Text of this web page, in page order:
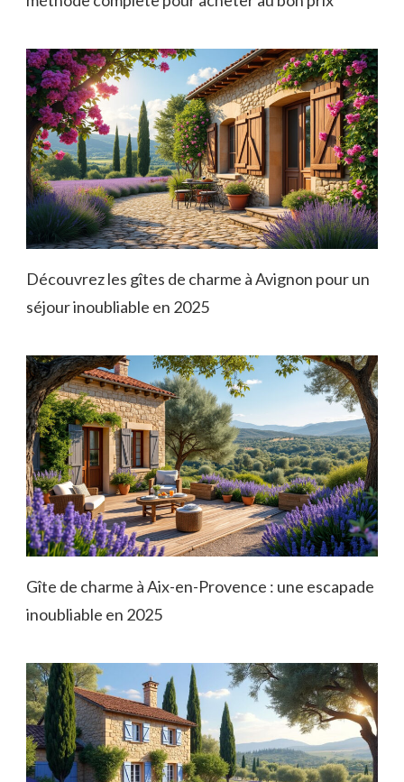
Découvrez les gîtes de charme à Avignon pour un
séjour inoubliable en 2025
Gîte de charme à Aix-en-Provence : une escapade
inoubliable en 2025